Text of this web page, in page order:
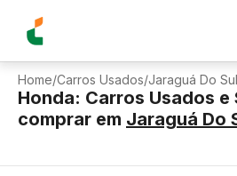
Home/Carros Usados/Jaraguá Do Sul
Honda: Carros Usados e
comprar em Jaraguá Do